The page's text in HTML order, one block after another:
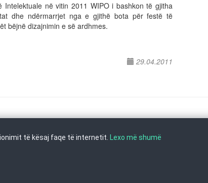
Intelektuale në vitin 2011 WIPO i bashkon të gjitha
dhe ndërmarrjet nga e gjithë bota për festë të
bëjnë dizajnimin e së ardhmes.
29.04.2011
Faks: +389 2 3137 149 |
të kësaj faqe të internetit. Lexo më shumë